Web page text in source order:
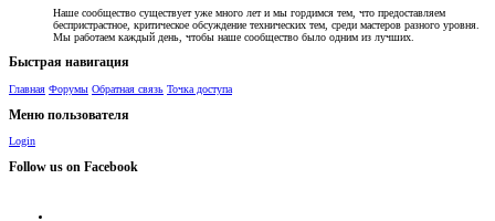
Наше сообщество существует уже много лет и мы гордимся тем, что предоставляем
беспристрастное, критическое обсуждение технических тем, среди мастеров разного уровня.
Мы работаем каждый день, чтобы наше сообщество было одним из лучших.
Быстрая навигация
Главная Форумы Обратная связь Точка доступа
Меню пользователя
Login
Follow us on Facebook